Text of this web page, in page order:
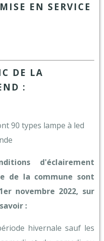
EN SERVICE
DE LA
:
90 types lampe à led
d'éclairement
de la commune sont
novembre 2022, sur
:
hivernale sauf les